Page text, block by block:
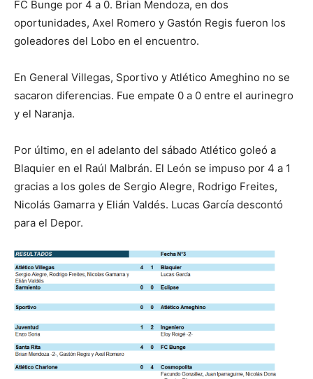
FC Bunge por 4 a 0. Brian Mendoza, en dos
oportunidades, Axel Romero y Gastón Regis fueron los
goleadores del Lobo en el encuentro.
En General Villegas, Sportivo y Atlético Ameghino no se
sacaron diferencias. Fue empate 0 a 0 entre el aurinegro
y el Naranja.
Por último, en el adelanto del sábado Atlético goleó a
Blaquier en el Raúl Malbrán. El León se impuso por 4 a 1
gracias a los goles de Sergio Alegre, Rodrigo Freites,
Nicolás Gamarra y Elián Valdés. Lucas García descontó
para el Depor.